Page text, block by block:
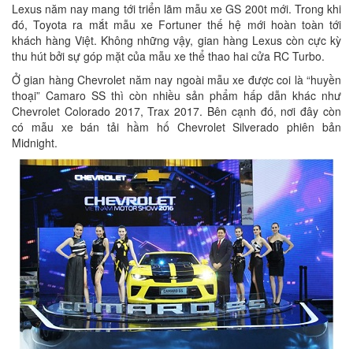
Lexus năm nay mang tới triển lãm mẫu xe GS 200t mới. Trong khi
đó, Toyota ra mắt mẫu xe Fortuner thế hệ mới hoàn toàn tới
khách hàng Việt. Không những vậy, gian hàng Lexus còn cực kỳ
thu hút bởi sự góp mặt của mẫu xe thể thao hai cửa RC Turbo.
Ở gian hàng Chevrolet năm nay ngoài mẫu xe được coi là “huyền
thoại” Camaro SS thì còn nhiều sản phẩm hấp dẫn khác như
Chevrolet Colorado 2017, Trax 2017. Bên cạnh đó, nơi đây còn
có mẫu xe bán tải hầm hố Chevrolet Silverado phiên bản
Midnight.